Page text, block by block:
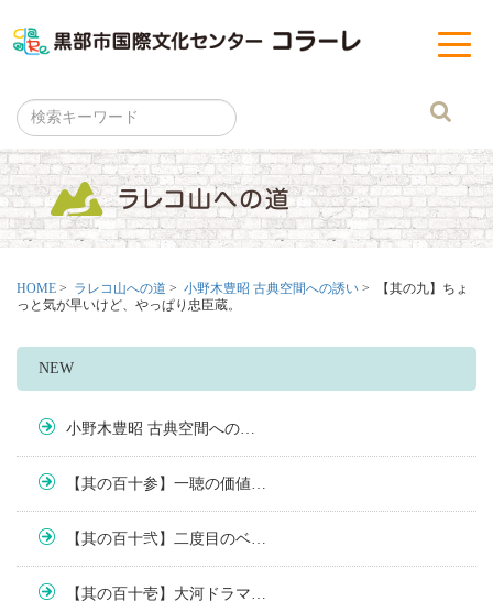
黒部
t
o
v
i
g
a
t
i
o
HOME > ラレコ山への道 > 小野木豊昭 古典空間への誘い > 【其の九】ちょ
っと気が早いけど、やっぱり忠臣蔵。
NEW
小野木豊昭 古典空間への…
【其の百十参】一聴の価値…
【其の百十弐】二度目のベ…
【其の百十壱】大河ドラマ…